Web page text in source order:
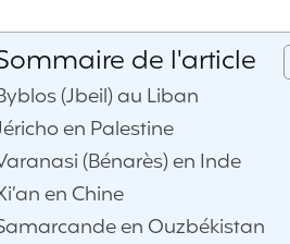
de l'article
(Jbeil) au Liban
en Palestine
(Bénarès) en Inde
en Chine
en Ouzbékistan